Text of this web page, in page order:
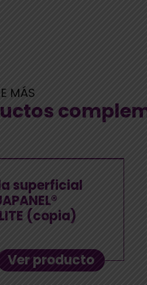
MÁS
superficial
(copia)
Ver producto